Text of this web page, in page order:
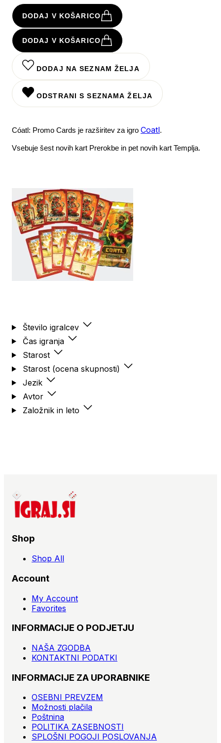
DODAJ V KOŠARICO
DODAJ V KOŠARICO
DODAJ NA SEZNAM ŽELJA
ODSTRANI S SEZNAMA ŽELJA
Cóatl: Promo Cards je razširitev za igro Coatl.
Vsebuje šest novih kart Prerokbe in pet novih kart Templja.
Število igralcev
Čas igranja
Starost
Starost (ocena skupnosti)
Jezik
Avtor
Založnik in leto
Shop
Shop All
Account
My Account
Favorites
INFORMACIJE O PODJETJU
NAŠA ZGODBA
KONTAKTNI PODATKI
INFORMACIJE ZA UPORABNIKE
OSEBNI PREVZEM
Možnosti plačila
Poštnina
POLITIKA ZASEBNOSTI
SPLOŠNI POGOJI POSLOVANJA